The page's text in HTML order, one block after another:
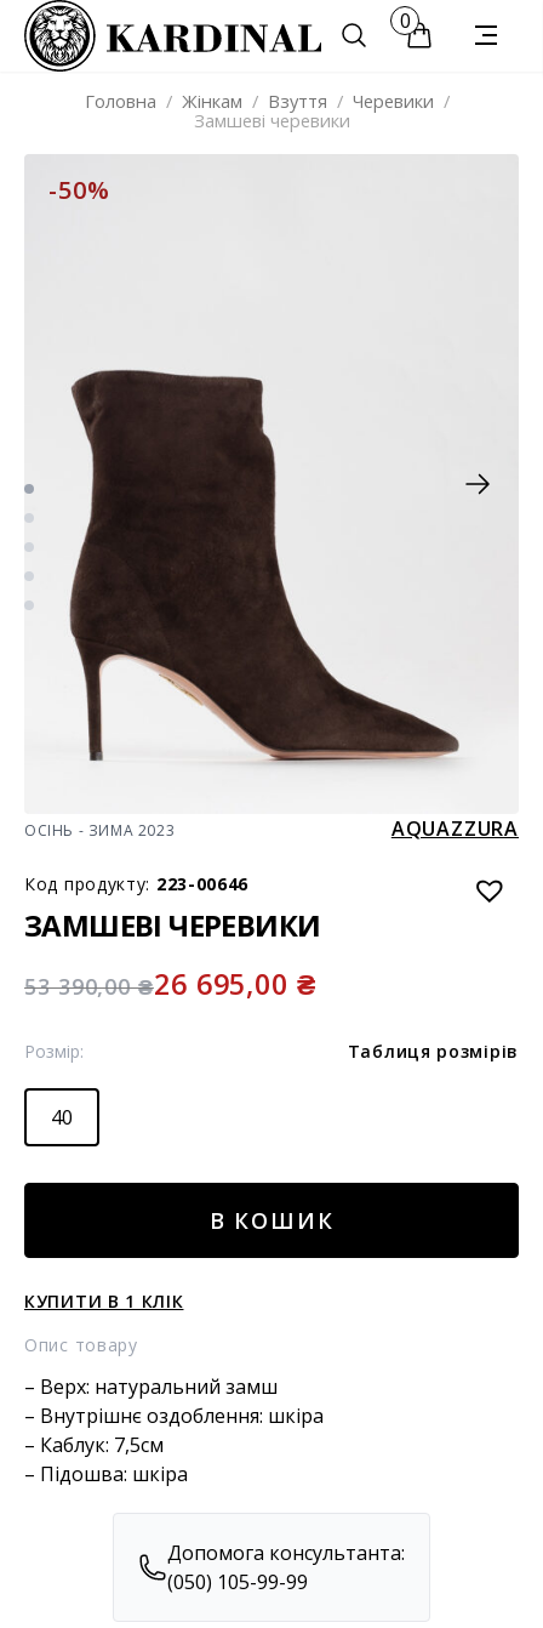
0
Головна / Жінкам / Взуття / Черевики /
Замшеві черевики
-50%
ОСІНЬ - ЗИМА 2023 AQUAZZURA
Код продукту: 223-00646
ЗАМШЕВІ ЧЕРЕВИКИ
53 390,00₴26 695,00 ₴
Розмір: Таблиця розмірів
40
кількість
В КОШИК
КУПИТИ В 1 КЛІК
Опис товару
– Верх: натуральний замш
– Внутрішнє оздоблення: шкіра
– Каблук: 7,5см
– Підошва: шкіра
Допомога консультанта:
(050) 105-99-99